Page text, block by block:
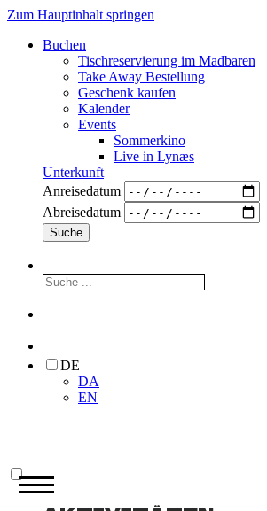
Zum Hauptinhalt springen
Buchen
Tischreservierung im Madbaren
Take Away Bestellung
Geschenk kaufen
Kalender
Events
Sommerkino
Live in Lynæs
Unterkunft
Anreisedatum
Abreisedatum
DE
DA
EN